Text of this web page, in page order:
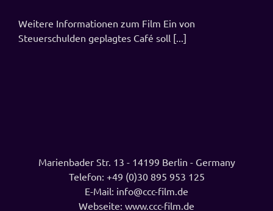
Weitere Informationen zum Film Ein von
Steuerschulden geplagtes Café soll [...]
Marienbader Str. 13 - 14199 Berlin - Germany
Telefon: +49 (0)30 895 953 125
E-Mail: info@ccc-film.de
Webseite: www.ccc-film.de